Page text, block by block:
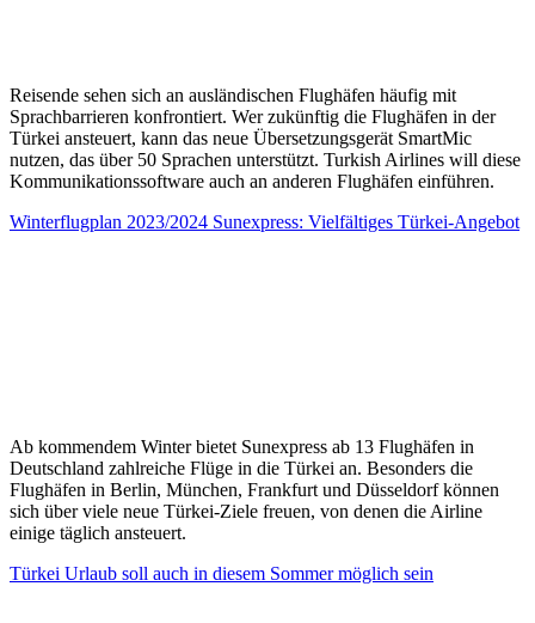
Reisende sehen sich an ausländischen Flughäfen häufig mit
Sprachbarrieren konfrontiert. Wer zukünftig die Flughäfen in der
Türkei ansteuert, kann das neue Übersetzungsgerät SmartMic
nutzen, das über 50 Sprachen unterstützt. Turkish Airlines will diese
Kommunikationssoftware auch an anderen Flughäfen einführen.
Winterflugplan 2023/2024 Sunexpress: Vielfältiges Türkei-Angebot
Ab kommendem Winter bietet Sunexpress ab 13 Flughäfen in
Deutschland zahlreiche Flüge in die Türkei an. Besonders die
Flughäfen in Berlin, München, Frankfurt und Düsseldorf können
sich über viele neue Türkei-Ziele freuen, von denen die Airline
einige täglich ansteuert.
Türkei Urlaub soll auch in diesem Sommer möglich sein